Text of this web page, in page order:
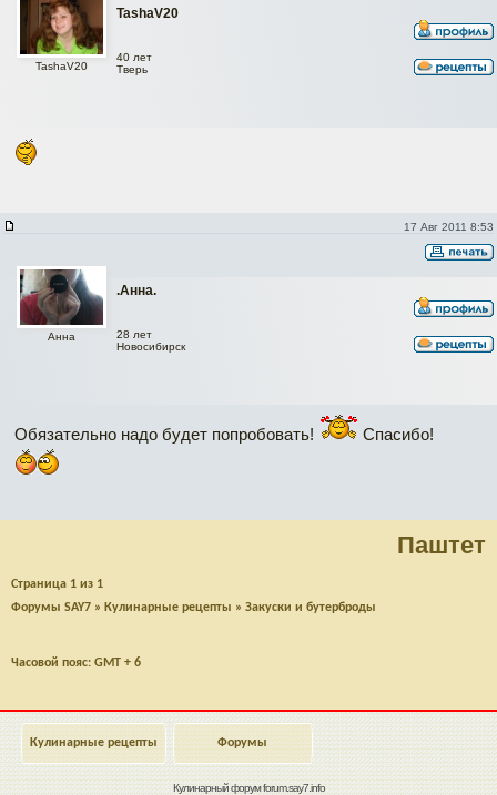
TashaV20
TashaV20
40 лет
Тверь
17 Авг 2011 8:53
.Анна.
Анна
28 лет
Новосибирск
Обязательно надо будет попробовать! Спасибо!
Паштет
Страница 1 из 1
Форумы SAY7 » Кулинарные рецепты » Закуски и бутерброды
Часовой пояс: GMT + 6
Кулинарные рецепты Форумы
Кулинарный форумforum.say7.info